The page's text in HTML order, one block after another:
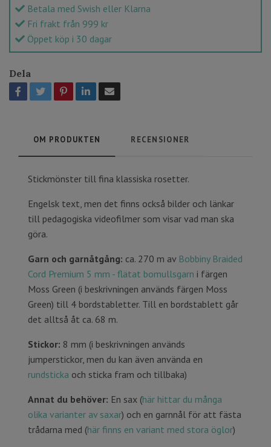
Betala med Swish eller Klarna
Fri frakt från 999 kr
Öppet köp i 30 dagar
Dela
OM PRODUKTEN RECENSIONER
Stickmönster till fina klassiska rosetter.
Engelsk text, men det finns också bilder och länkar
till pedagogiska videofilmer som visar vad man ska
göra.
Garn och garnåtgång: ca. 270 m av Bobbiny Braided
Cord Premium 5 mm - flätat bomullsgarn i färgen
Moss Green (i beskrivningen används färgen Moss
Green) till 4 bordstabletter. Till en bordstablett går
det alltså åt ca. 68 m.
Stickor: 8 mm (i beskrivningen används
jumperstickor, men du kan även använda en
rundsticka och sticka fram och tillbaka)
Annat du behöver: En sax (här hittar du många
olika varianter av saxar) och en garnnål för att fästa
trådarna med (här finns en variant med stora öglor)